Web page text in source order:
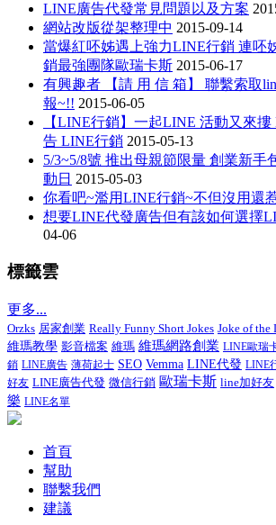
LINE廣告代發常見問題以及方案
網站改版從架整理中 2015-09-14
當爆紅呸姊遇上強力LINE行銷 連
銷最強團隊歐瑞卡斯 2015-06-17
有興趣者 【請 用 信 箱】 聯繫索取
報~!! 2015-06-05
【LINE行銷】一起LINE 活動又來
告 LINE行銷 2015-05-13
5/3~5/8號 推出母親節限量 創業新手
動日 2015-05-03
你看吧~濫用LINE行銷~不但沒用還
想要LINE代發廣告但有該如何選擇
04-06
標籤雲
更多...
Orzks 居家創業 Really Funny Short Jokes Joke of the
維瑪教學 影音檔案 維瑪 維瑪網路創業 LINE歐瑞
銷 LINE廣告 薄荷起士 SEO Vemma LINE代發 LINE
好友 LINE廣告代發 微信行銷 歐瑞卡斯 line加好友
樂 LINE名單
首頁
幫助
聯繫我們
建議